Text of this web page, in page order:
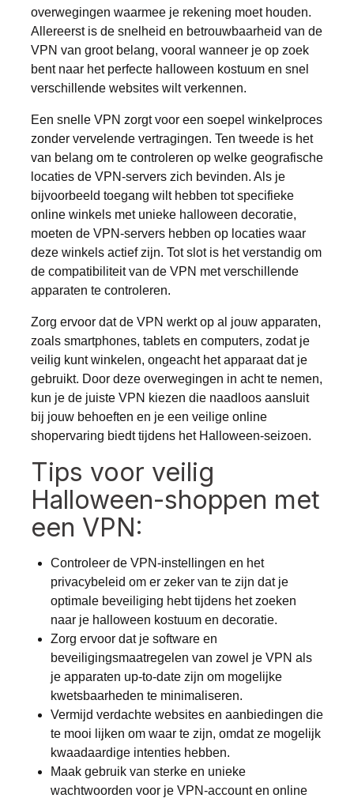
overwegingen waarmee je rekening moet houden.
Allereerst is de snelheid en betrouwbaarheid van de
VPN van groot belang, vooral wanneer je op zoek
bent naar het perfecte halloween kostuum en snel
verschillende websites wilt verkennen.
Een snelle VPN zorgt voor een soepel winkelproces
zonder vervelende vertragingen. Ten tweede is het
van belang om te controleren op welke geografische
locaties de VPN-servers zich bevinden. Als je
bijvoorbeeld toegang wilt hebben tot specifieke
online winkels met unieke halloween decoratie,
moeten de VPN-servers hebben op locaties waar
deze winkels actief zijn. Tot slot is het verstandig om
de compatibiliteit van de VPN met verschillende
apparaten te controleren.
Zorg ervoor dat de VPN werkt op al jouw apparaten,
zoals smartphones, tablets en computers, zodat je
veilig kunt winkelen, ongeacht het apparaat dat je
gebruikt. Door deze overwegingen in acht te nemen,
kun je de juiste VPN kiezen die naadloos aansluit
bij jouw behoeften en je een veilige online
shopervaring biedt tijdens het Halloween-seizoen.
Tips voor veilig
Halloween-shoppen met
een VPN:
Controleer de VPN-instellingen en het
privacybeleid om er zeker van te zijn dat je
optimale beveiliging hebt tijdens het zoeken
naar je halloween kostuum en decoratie.
Zorg ervoor dat je software en
beveiligingsmaatregelen van zowel je VPN als
je apparaten up-to-date zijn om mogelijke
kwetsbaarheden te minimaliseren.
Vermijd verdachte websites en aanbiedingen die
te mooi lijken om waar te zijn, omdat ze mogelijk
kwaadaardige intenties hebben.
Maak gebruik van sterke en unieke
wachtwoorden voor je VPN-account en online